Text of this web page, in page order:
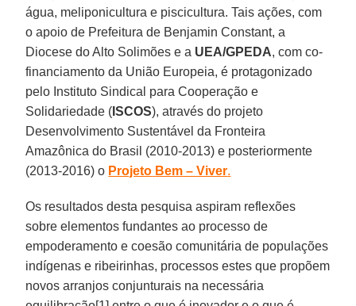
água, meliponicultura e piscicultura. Tais ações, com
o apoio de Prefeitura de Benjamin Constant, a
Diocese do Alto Solimões e a UEA/GPEDA, com co-
financiamento da União Europeia, é protagonizado
pelo Instituto Sindical para Cooperação e
Solidariedade ( ISCOS), através do projeto
Desenvolvimento Sustentável da Fronteira
Amazônica do Brasil (2010-2013) e posteriormente
(2013-2016) o Projeto Bem – Viver.
Os resultados desta pesquisa aspiram reflexões
sobre elementos fundantes ao processo de
empoderamento e coesão comunitária de populações
indígenas e ribeirinhas, processos estes que propõem
novos arranjos conjunturais na necessária